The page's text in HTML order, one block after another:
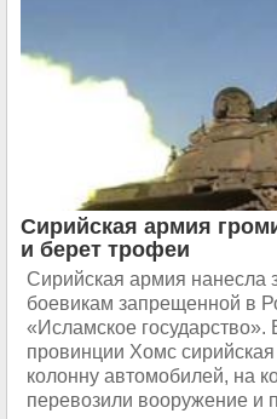
Сирийская армия
и берет трофеи
Сирийская армия нанесла
боевикам запрещенной в
«Исламское
провинции Хомс
колонну автомобилей, на
перевозили вооружение и